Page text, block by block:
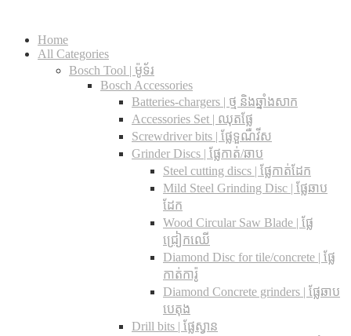
Home
All Categories
Bosch Tool | ម៉ូទ័រ
Bosch Accessories
Batteries-chargers | ថ្ម និងឆ្នាំងសាក
Accessories Set | ឈុតផ្លែ
Screwdriver bits | ផ្លែទួណឺវីស
Grinder Discs |​ ផ្លែកាត់/ឆាប
Steel cutting discs |​ ផ្លែកាត់ដែក
Mild Steel Grinding Disc | ផ្លែឆាប
ដែក
Wood Circular Saw Blade | ផ្លែ
ជ្រៀកឈើ
Diamond Disc for tile/concrete​ | ផ្លែ
កាត់ការ៉ូ
Diamond Concrete grinders | ផ្លែឆាប
បេតុង
Drill bits |​ ផ្លែស្វាន